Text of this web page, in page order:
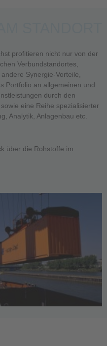
profitieren nicht nur von der
Verbundstandortes,
Synergie-Vorteile,
Portfolio an allgemeinen und
durch den
eine Reihe spezialisierter
Analytik, Anlagenbau etc.
über die Rohstoffe im